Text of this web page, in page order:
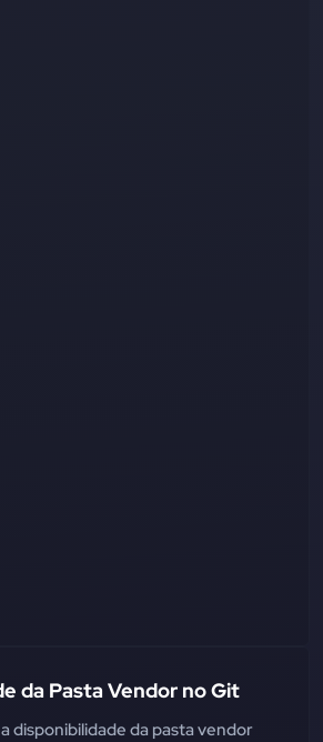
da Pasta Vendor no Git
disponibilidade da pasta vendor